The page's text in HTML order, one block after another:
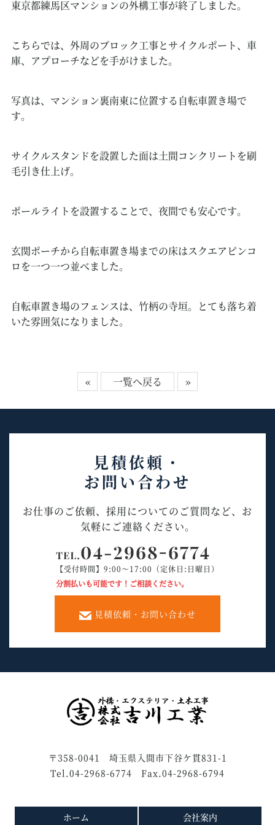
東京都練馬区マンションの外構工事が終了しました。
こちらでは、外周のブロック工事とサイクルポート、車
庫、アプローチなどを手がけました。
写真は、マンション裏南東に位置する自転車置き場で
す。
サイクルスタンドを設置した面は土間コンクリートを刷
毛引き仕上げ。
ポールライトを設置することで、夜間でも安心です。
玄関ポーチから自転車置き場までの床はスクエアピンコ
ロを一つ一つ並べました。
自転車置き場のフェンスは、竹柄の寺垣。とても落ち着
いた雰囲気になりました。
« 一覧へ戻る »
見積依頼・
お問い合わせ
お仕事のご依頼、採用についてのご質問など、お
気軽にご連絡ください。
【受付時間】9:00～17:00（定休日:日曜日）
分割払いも可能です！ご相談ください。
見積依頼・お問い合わせ
〒358-0041 埼玉県入間市下谷ケ貫831-1
Tel.04-2968-6774 Fax.04-2968-6794
ホーム 会社案内